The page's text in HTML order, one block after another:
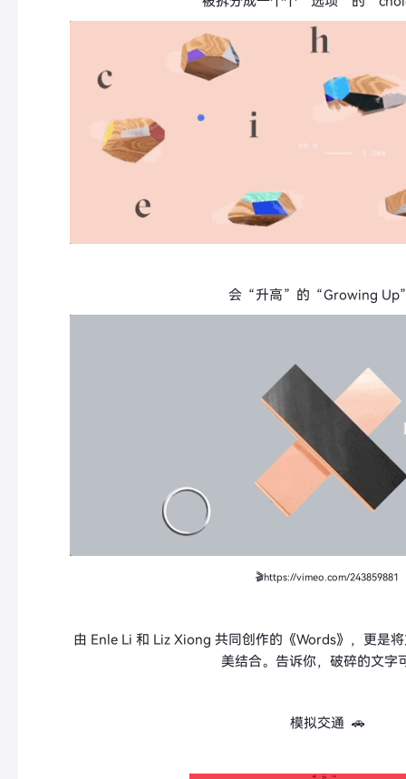
会“升高”的 “Growing
🎬https://vimeo.com/243859881
由 Enle Li 和 Liz Xiong 共同创作的《Words》，更是
美结合。告诉你，破碎的文字
模拟交通 🚗